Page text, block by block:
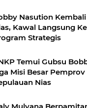
Nasution
Kawal Langsung
Strategis
Temui Gubsu
Misi Besar
Nias